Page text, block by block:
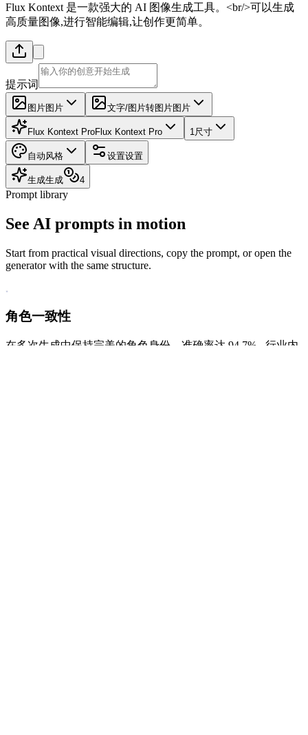
Flux Kontext 是一款强大的 AI 图像生成工具。<br/>可以生成
高质量图像,进行智能编辑,让创作更简单。
提示词
图片图片 文字/图片转图片图片
Flux Kontext ProFlux Kontext Pro 1 尺寸
自动 风格 设置设置
生成生成 4
Prompt library
See AI prompts in motion
Start from practical visual directions, copy the prompt, or open the
generator with the same structure.
角色一致性
在多次生成中保持完美的角色身份，准确率达 94.7% - 行业内